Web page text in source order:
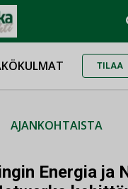
TILAA
AJANKOHTAISTA
Energia ja